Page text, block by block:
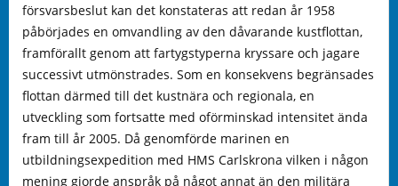
försvarsbeslut kan det konstateras att redan år 1958
påbörjades en omvandling av den dåvarande kustflottan,
framförallt genom att fartygstyperna kryssare och jagare
successivt utmönstrades. Som en konsekvens begränsades
flottan därmed till det kustnära och regionala, en
utveckling som fortsatte med oförminskad intensitet ända
fram till år 2005. Då genomförde marinen en
utbildningsexpedition med HMS Carlskrona vilken i någon
mening gjorde anspråk på något annat än den militära